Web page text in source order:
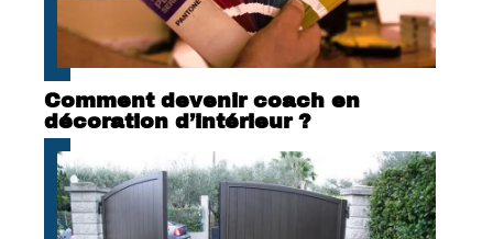
Comment devenir coach en
décoration d’intérieur ?